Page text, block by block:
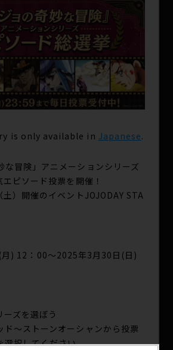
is only available in Japanese.
な冒険」アニメーションシリーズ
ピソード投票を開催！
）開催のイベントJOJODAY STA
) 12：00～2025年3月30日(日)
ズを選ぼう
ド〜ストーンオーシャンから投票
選択してください